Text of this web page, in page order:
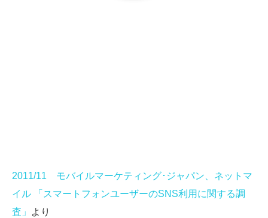
2011/11 モバイルマーケティング･ジャパン、ネットマ
イル 「スマートフォンユーザーのSNS利用に関する調
査」
より